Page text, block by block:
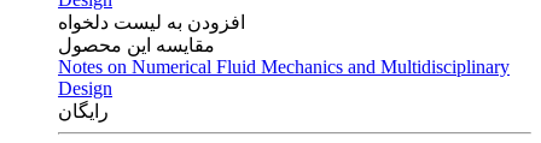
افزودن به لیست دلخواه
مقایسه این محصول
Notes on Numerical Fluid Mechanics and Multidisciplinary
Design
رایگان